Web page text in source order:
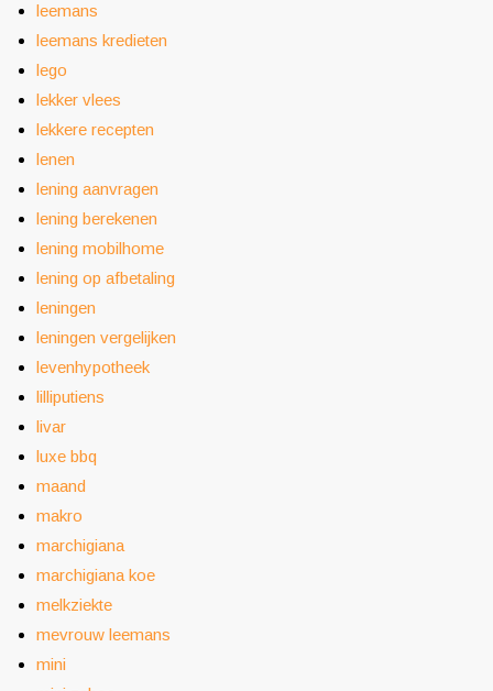
leemans
leemans kredieten
lego
lekker vlees
lekkere recepten
lenen
lening aanvragen
lening berekenen
lening mobilhome
lening op afbetaling
leningen
leningen vergelijken
levenhypotheek
lilliputiens
livar
luxe bbq
maand
makro
marchigiana
marchigiana koe
melkziekte
mevrouw leemans
mini